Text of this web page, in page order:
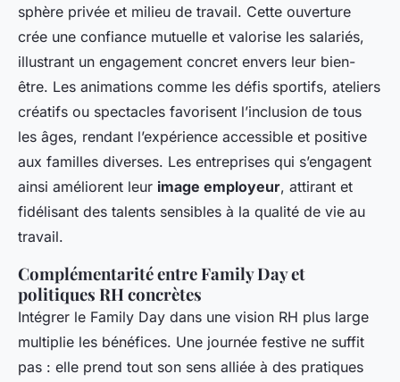
sphère privée et milieu de travail. Cette ouverture
crée une confiance mutuelle et valorise les salariés,
illustrant un engagement concret envers leur bien-
être. Les animations comme les défis sportifs, ateliers
créatifs ou spectacles favorisent l’inclusion de tous
les âges, rendant l’expérience accessible et positive
aux familles diverses. Les entreprises qui s’engagent
ainsi améliorent leur image employeur, attirant et
fidélisant des talents sensibles à la qualité de vie au
travail.
Complémentarité entre Family Day et
politiques RH concrètes
Intégrer le Family Day dans une vision RH plus large
multiplie les bénéfices. Une journée festive ne suffit
pas : elle prend tout son sens alliée à des pratiques